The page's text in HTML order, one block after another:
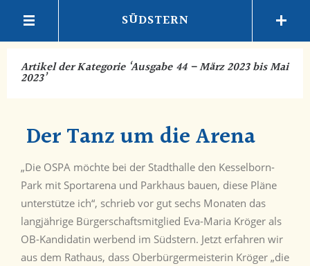
SÜDSTERN
Artikel der Kategorie ‘Ausgabe 44 – März 2023 bis Mai
2023’
Der Tanz um die Arena
„Die OSPA möchte bei der Stadthalle den Kesselborn-
Park mit Sportarena und Parkhaus bauen, diese Pläne
unterstütze ich“, schrieb vor gut sechs Monaten das
langjährige Bürgerschaftsmitglied Eva-Maria Kröger als
OB-Kandidatin werbend im Südstern. Jetzt erfahren wir
aus dem Rathaus, dass Oberbürgermeisterin Kröger „die